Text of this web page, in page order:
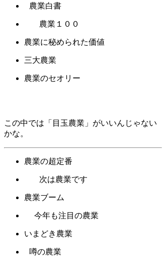
農業白書
農業１００
農業に秘められた価値
三大農業
農業のセオリー
この中では「目玉農業」がいいんじゃない
かな。
農業の超定番
次は農業です
農業ブーム
今年も注目の農業
いまどき農業
噂の農業